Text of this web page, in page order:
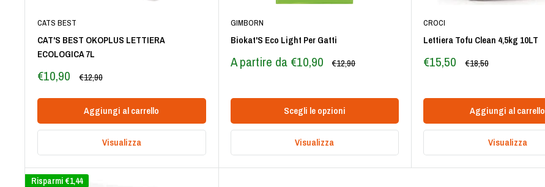
CATS BEST
CAT'S BEST OKOPLUS LETTIERA
ECOLOGICA 7L
Prezzo
scontato
€10,90 Prezzo
€12,90
Aggiungi al carrello
Visualizza
GIMBORN
Biokat'S Eco Light Per Gatti
Prezzo
scontato
A partire da €10,90 Prezzo
€12,90
Scegli le opzioni
Visualizza
CROCI
Lettiera Tofu Clean 4,5kg 10LT
Prezzo
scontato
€15,50 Prezzo
€18,50
Aggiungi al carrello
Visualizza
Risparmi €1,44
Seleziona questa casella per ricevere messaggi promozionali di
Accetta i termini e le condizioni della nostra Privacy Policy
Accetta